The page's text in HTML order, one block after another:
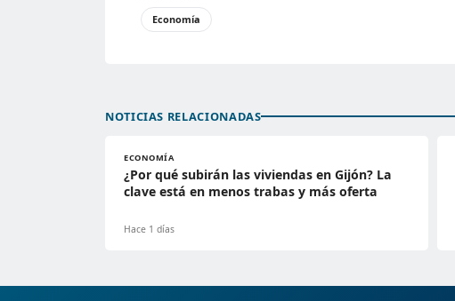
Economía
NOTICIAS RELACIONADAS
ECONOMÍA
¿Por qué subirán las viviendas en Gijón? La
clave está en menos trabas y más oferta
Hace 1 días